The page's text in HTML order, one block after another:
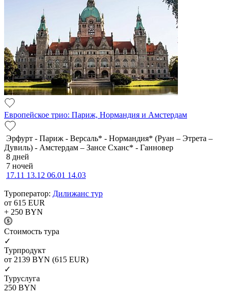
Европейское трио: Париж, Нормандия и Амстердам
Эрфурт - Париж - Версаль* - Нормандия* (Руан – Этрета –
Дувиль) - Амстердам – Зансе Сханс* - Ганновер
8 дней
7 ночей
17.11 13.12 06.01 14.03
Туроператор: Дилижанс тур
от 615 EUR
+ 250 BYN
Cтоимость тура
✓
Турпродукт
от 2139 BYN (615 EUR)
✓
Туруслуга
250 BYN